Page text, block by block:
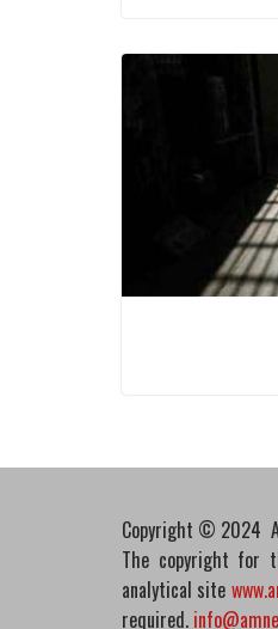
Copyright © 2024
The copyright for
analytical site
required.